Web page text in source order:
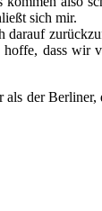
sich mir.
dass
der